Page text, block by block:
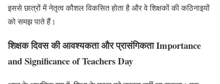
इससे छात्रों में नेतृत्व कौशल विकसित होता है और वे शिक्षकों की कठिनाइयों
को समझ पाते हैं।
शिक्षक दिवस की आवश्यकता और प्रासंगिकता Importance
and Significance of Teachers Day